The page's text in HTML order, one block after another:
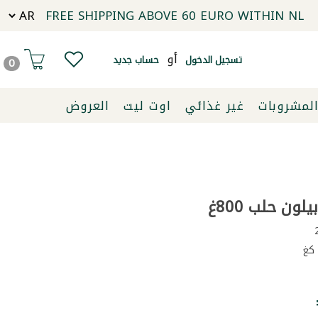
FREE SHIPPING ABOVE 60 EURO WITHIN NL
تسجيل الدخول أو حساب جديد 0
المشروبات غير غذائي اوت ليت
العروض
حلب 800غ